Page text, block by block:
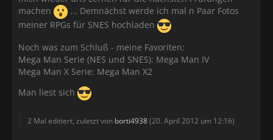
machen
... Demnächst werde ich mal n Paar Fotos
meiner RPGs für SNES hochladen
Noch was zum Schluß - meine Favoriten:
Mega Man Serie (NES und SNES): Mega Man IV
Mega Man X Serie: Mega Man X2
Man liest sich
2 Mal editiert, zuletzt von borti4938(20. April 2012 um 12:16)